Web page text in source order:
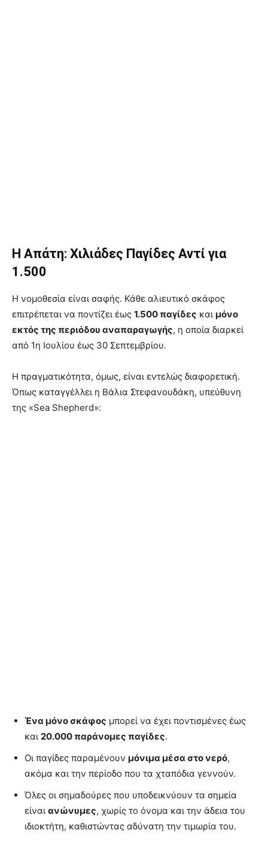
Η Απάτη: Χιλιάδες Παγίδες Αντί για
1.500
Η νομοθεσία είναι σαφής. Κάθε αλιευτικό σκάφος
επιτρέπεται να ποντίζει έως 1.500 παγίδες και μόνο
εκτός της περιόδου αναπαραγωγής, η οποία διαρκεί
από 1η Ιουλίου έως 30 Σεπτεμβρίου.
Η πραγματικότητα, όμως, είναι εντελώς διαφορετική.
Όπως καταγγέλλει η Βάλια Στεφανουδάκη, υπεύθυνη
της «Sea Shepherd»:
Ένα μόνο σκάφος μπορεί να έχει ποντισμένες έως
και 20.000 παράνομες παγίδες.
Οι παγίδες παραμένουν μόνιμα μέσα στο νερό,
ακόμα και την περίοδο που τα χταπόδια γεννούν.
Όλες οι σημαδούρες που υποδεικνύουν τα σημεία
είναι ανώνυμες, χωρίς το όνομα και την άδεια του
ιδιοκτήτη, καθιστώντας αδύνατη την τιμωρία του.